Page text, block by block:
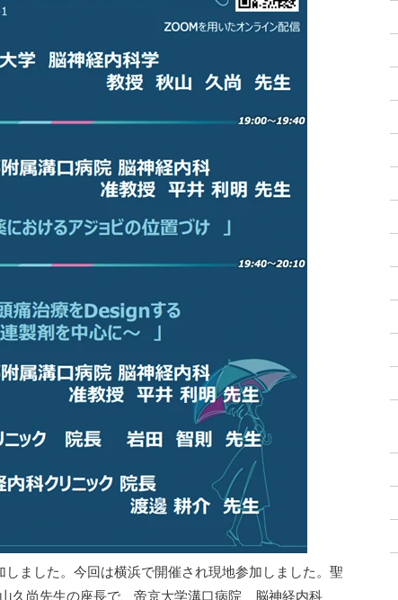
ました。今回は横浜で開催され現地参加しました。聖
尚先生の座長で、帝京大学溝口病院 脳神経内科